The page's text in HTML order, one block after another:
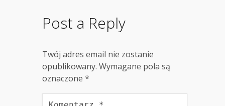
Post a Reply
Twój adres email nie zostanie
opublikowany. Wymagane pola są
oznaczone *